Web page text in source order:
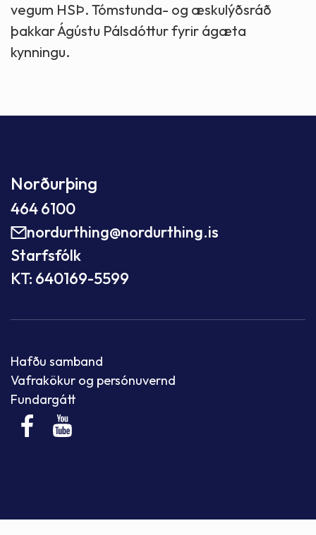
vegum HSÞ. Tómstunda- og æskulýðsráð
þakkar Ágústu Pálsdóttur fyrir ágæta
kynningu.
Norðurþing
464 6100
nordurthing@nordurthing.is
Starfsfólk
KT: 640169-5599
Hafðu samband
Vafrakökur og persónuvernd
Fundargátt